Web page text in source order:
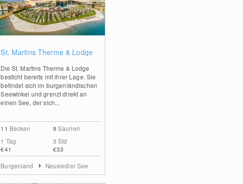
St. Martins Therme & Lodge
Die St. Martins Therme & Lodge
besticht bereits mit ihrer Lage. Sie
befindet sich im burgenländischen
Seewinkel und grenzt direkt an
einen See, der sich...
11 Becken 9 Saunen
1 Tag
€41
3 Std
€33
Burgenland Neusiedler See